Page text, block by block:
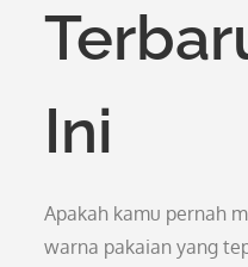
Ini
Apakah kamu pernah
warna pakaian yang